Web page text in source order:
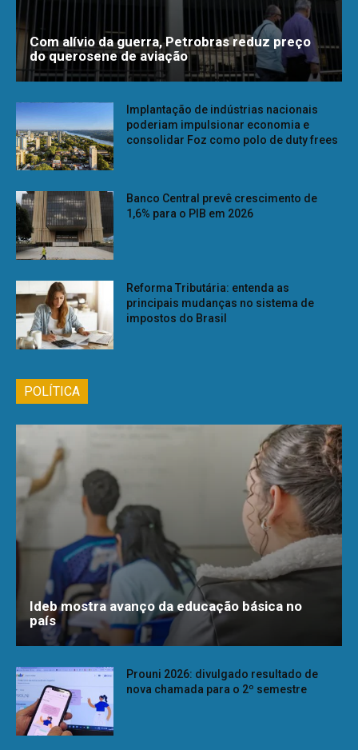
Com alívio da guerra, Petrobras reduz preço
do querosene de aviação
Implantação de indústrias nacionais
poderiam impulsionar economia e
consolidar Foz como polo de duty frees
Banco Central prevê crescimento de
1,6% para o PIB em 2026
Reforma Tributária: entenda as
principais mudanças no sistema de
impostos do Brasil
POLÍTICA
Ideb mostra avanço da educação básica no
país
Prouni 2026: divulgado resultado de
nova chamada para o 2º semestre